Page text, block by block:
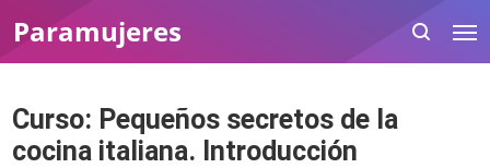
Paramujeres
Curso: Pequeños secretos de la
cocina italiana. Introducción